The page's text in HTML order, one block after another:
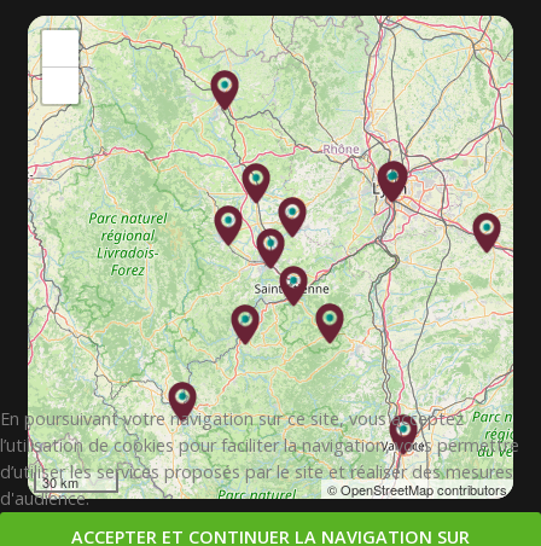
30 km © OpenStreetMap contributors
En poursuivant votre navigation sur ce site, vous acceptez
l’utilisation de cookies pour faciliter la navigation, vous permettre
d’utiliser les services proposés par le site et réaliser des mesures
d'audience.
ACCEPTER ET CONTINUER LA NAVIGATION SUR